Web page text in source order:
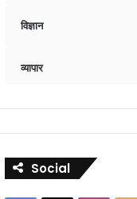
विज्ञान
व्यापार
Social